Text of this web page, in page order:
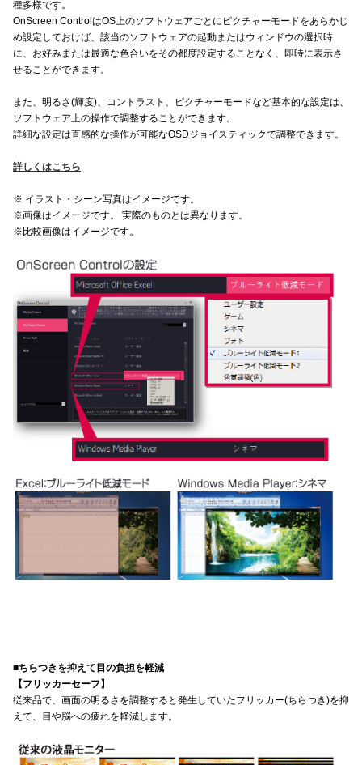
種多様です。
OnScreen ControlはOS上のソフトウェアごとにピクチャーモードをあらかじ
め設定しておけば、該当のソフトウェアの起動またはウィンドウの選択時
に、お好みまたは最適な色合いをその都度設定することなく、即時に表示さ
せることができます。
また、明るさ(輝度)、コントラスト、ピクチャーモードなど基本的な設定は、
ソフトウェア上の操作で調整することができます。
詳細な設定は直感的な操作が可能なOSDジョイスティックで調整できます。
詳しくはこちら
※ イラスト・シーン写真はイメージです。
※画像はイメージです。 実際のものとは異なります。
※比較画像はイメージです。
■ちらつきを抑えて目の負担を軽減
【フリッカーセーフ】
従来品で、画面の明るさを調整すると発生していたフリッカー(ちらつき)を抑
えて、目や脳への疲れを軽減します。